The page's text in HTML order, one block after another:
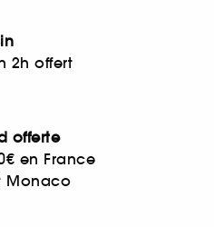
2h offert
offerte
en France
Monaco